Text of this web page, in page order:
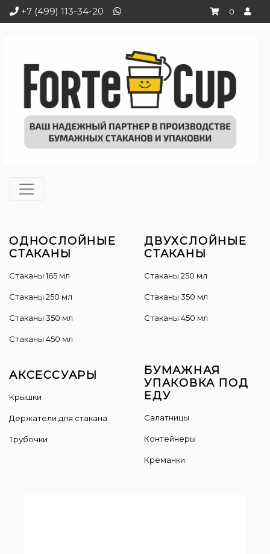
+7 (499) 113-34-20 0
ОДНОСЛОЙНЫЕ
СТАКАНЫ
Стаканы 165 мл
Стаканы 250 мл
Стаканы 350 мл
Стаканы 450 мл
ДВУХСЛОЙНЫЕ
СТАКАНЫ
Cтаканы 250 мл
Стаканы 350 мл
Стаканы 450 мл
АКСЕССУАРЫ
Крышки
Держатели для стакана
Трубочки
БУМАЖНАЯ
УПАКОВКА ПОД
ЕДУ
Салатницы
Контейнеры
Креманки